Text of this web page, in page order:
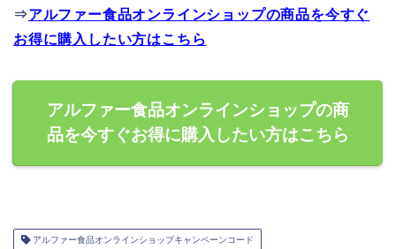
⇒アルファー食品オンラインショップの商品を今すぐ
お得に購入したい方はこちら
アルファー食品オンラインショップの商
品を今すぐお得に購入したい方はこちら
アルファー食品オンラインショップキャンペーンコード